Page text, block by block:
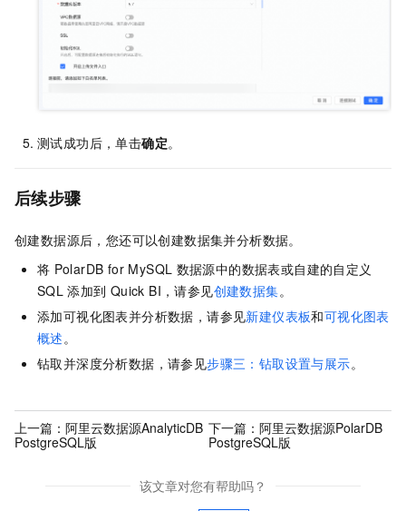
测试成功后，单击确定。
后续步骤
创建数据源后，您还可以创建数据集并分析数据。
将 PolarDB for MySQL 数据源中的数据表或自建的自定义
SQL 添加到 Quick BI，请参见创建数据集。
添加可视化图表并分析数据，请参见新建仪表板和可视化图表
概述。
钻取并深度分析数据，请参见步骤三：钻取设置与展示。
上一篇： 阿里云数据源AnalyticDB
PostgreSQL版
下一篇： 阿里云数据源PolarDB
PostgreSQL版
该文章对您有帮助吗？